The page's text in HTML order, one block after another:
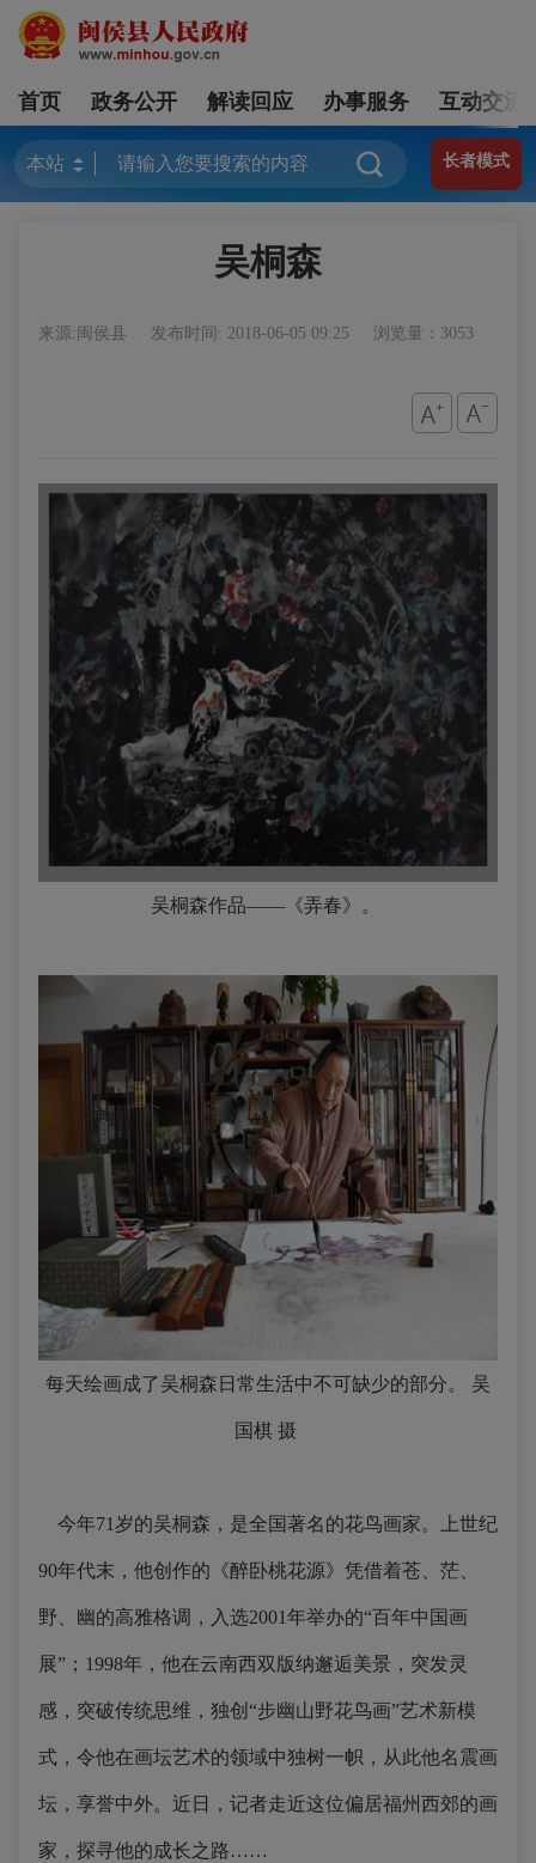
首页 政务公开 解读回应 办事服务 互动交流
长者模式
吴桐森
来源:闽侯县 发布时间: 2018-06-05 09:25 浏览量：3053
吴桐森作品——《弄春》。
每天绘画成了吴桐森日常生活中不可缺少的部分。 吴
国棋 摄
今年71岁的吴桐森，是全国著名的花鸟画家。上世纪
90年代末，他创作的《醉卧桃花源》凭借着苍、茫、
野、幽的高雅格调，入选2001年举办的“百年中国画
展”；1998年，他在云南西双版纳邂逅美景，突发灵
感，突破传统思维，独创“步幽山野花鸟画”艺术新模
式，令他在画坛艺术的领域中独树一帜，从此他名震画
坛，享誉中外。近日，记者走近这位偏居福州西郊的画
家，探寻他的成长之路……